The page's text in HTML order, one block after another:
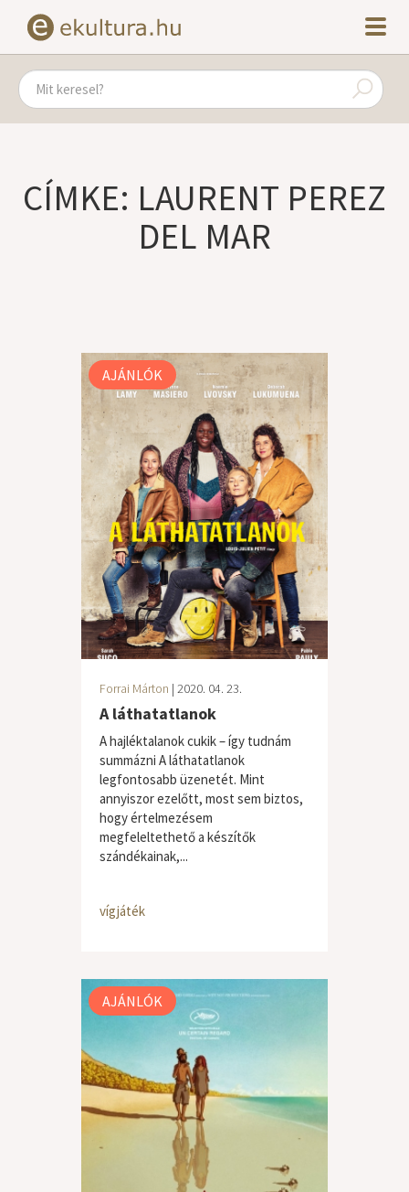
CÍMKE: LAURENT PEREZ
DEL MAR
AJÁNLÓK
Forrai Márton | 2020. 04. 23.
A láthatatlanok
A hajléktalanok cukik – így tudnám
summázni A láthatatlanok
legfontosabb üzenetét. Mint
annyiszor ezelőtt, most sem biztos,
hogy értelmezésem
megfeleltethető a készítők
szándékainak,...
vígjáték
AJÁNLÓK